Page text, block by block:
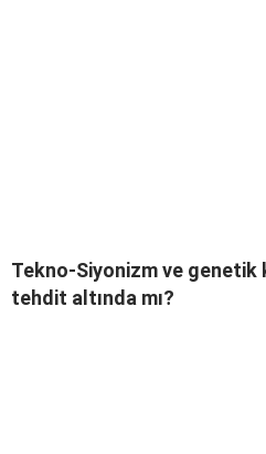
Tekno-Siyonizm ve genetik
tehdit altında mı?